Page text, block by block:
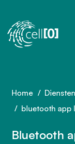
Sla navigatie over
Home Diensten
bluetooth app
Bluetooth